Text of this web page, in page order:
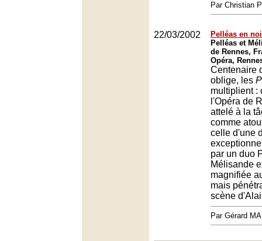
Par Christian
22/03/2002
Pelléas en
Pelléas et
de Rennes,
Opéra,
Centenaire
oblige, les
multiplient :
l'Opéra de
attelé à la
comme
celle d'une
par un duo
Mélisande
magnifiée
mais
scène
Par Gérard